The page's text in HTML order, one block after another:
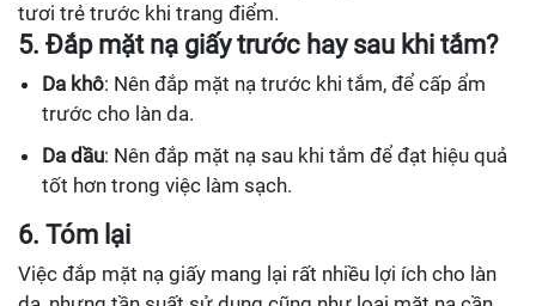
tươi trẻ trước khi trang điểm.
5. Đắp mặt nạ giấy trước hay sau khi tắm?
Da khô: Nên đắp mặt nạ trước khi tắm, để cấp ẩm
trước cho làn da.
Da dầu: Nên đắp mặt nạ sau khi tắm để đạt hiệu quả
tốt hơn trong việc làm sạch.
6. Tóm lại
Việc đắp mặt nạ giấy mang lại rất nhiều lợi ích cho làn